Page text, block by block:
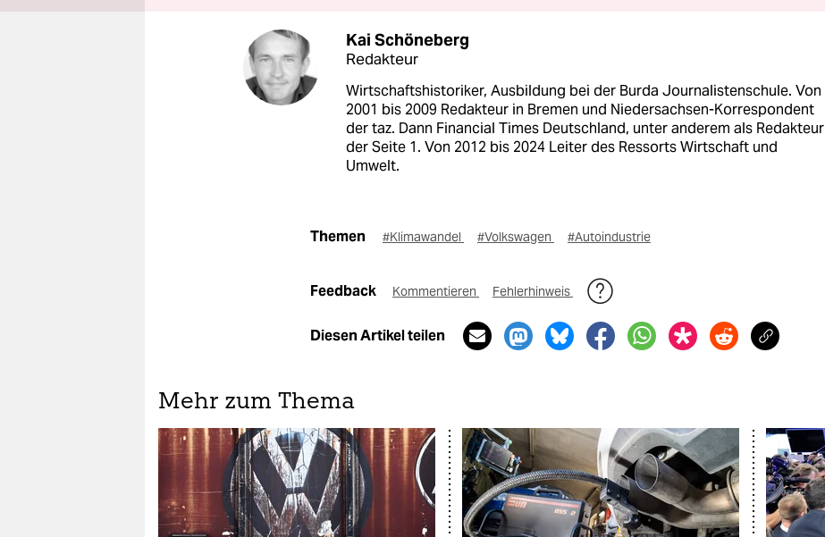
Kai Schöneberg
Redakteur
Wirtschaftshistoriker, Ausbildung bei der Burda Journalistenschule. Von
2001 bis 2009 Redakteur in Bremen und Niedersachsen-Korrespondent
der taz. Dann Financial Times Deutschland, unter anderem als Redakteur
der Seite 1. Von 2012 bis 2024 Leiter des Ressorts Wirtschaft und
Umwelt.
Themen #Klimawandel #Volkswagen #Autoindustrie
Feedback Kommentieren Fehlerhinweis
Diesen Artikel teilen
Mehr zum Thema